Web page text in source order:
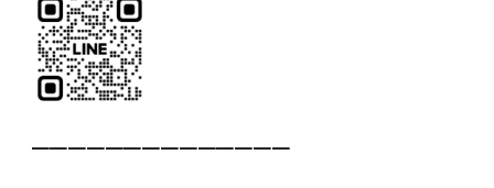
━━━━━━━━━━━━━━